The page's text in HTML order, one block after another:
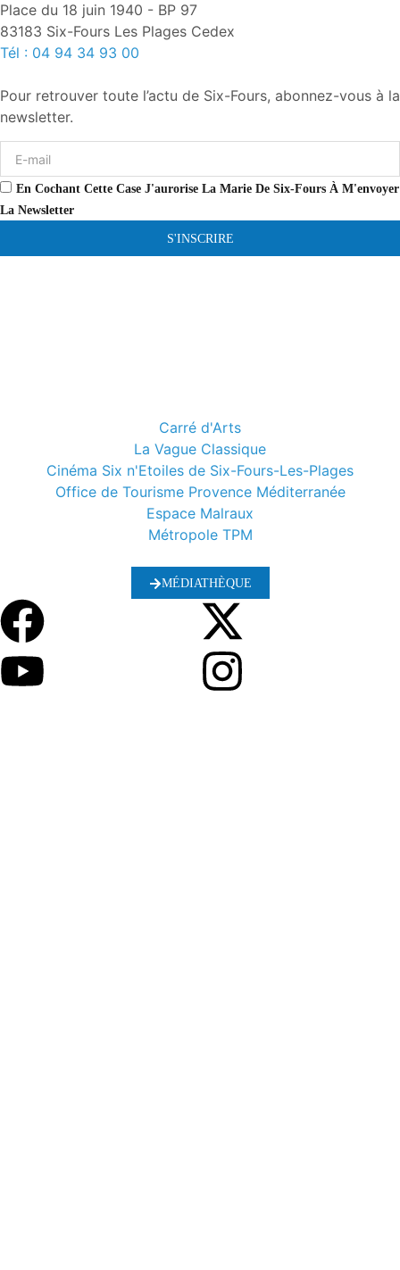
Place du 18 juin 1940 - BP 97
83183 Six-Fours Les Plages Cedex
Tél : 04 94 34 93 00
Pour retrouver toute l’actu de Six-Fours, abonnez-vous à la
newsletter.
En Cochant Cette Case J'aurorise La Marie De Six-Fours À M'envoyer
La Newsletter
S'INSCRIRE
Carré d'Arts
La Vague Classique
Cinéma Six n'Etoiles de Six-Fours-Les-Plages
Office de Tourisme Provence Méditerranée
Espace Malraux
Métropole TPM
MÉDIATHÈQUE